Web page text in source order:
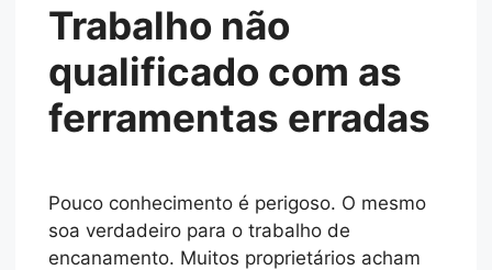
Trabalho não
qualificado com as
ferramentas erradas
Pouco conhecimento é perigoso. O mesmo
soa verdadeiro para o trabalho de
encanamento. Muitos proprietários acham